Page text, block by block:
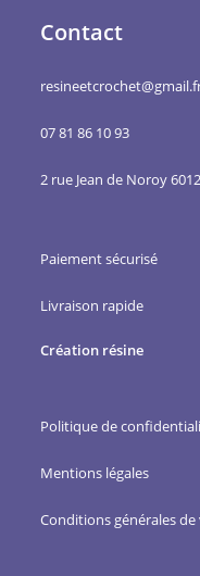
Contact
07 81 86 10 93
2 rue Jean de Noroy
Paiement sécurisé
Livraison rapide
Création résine
Politique de
Mentions légales
Conditions générales